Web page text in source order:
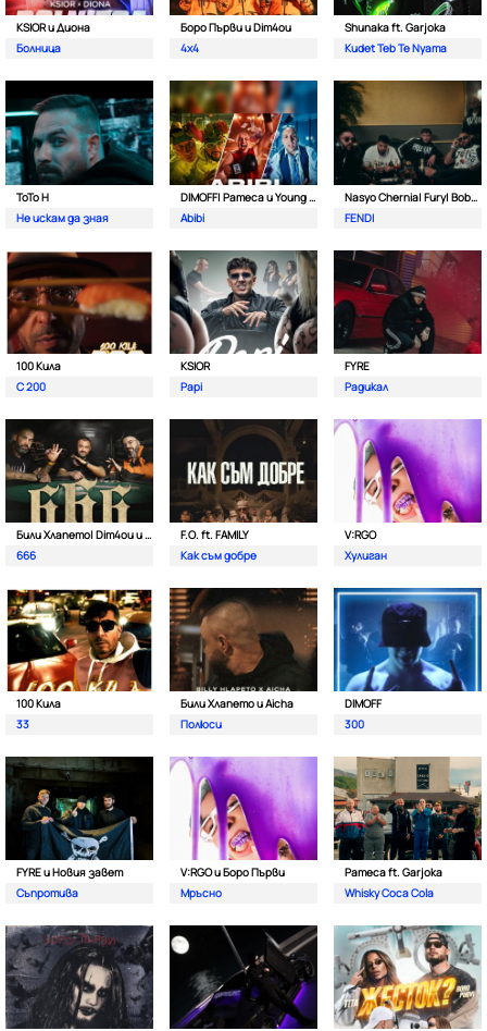
KSIOR и Диона
Болница
Боро Първи и Dim4ou
4x4
Shunaka ft. Garjoka
Kudet Teb Te Nyama
ToTo H
Не искам да зная
DIMOFF| Pameca и Young BB Young
Abibi
Nasyo Chernia| Fury| Bobo Armani| & N.A.S.I.
FENDI
100 Кила
С 200
KSIOR
Papi
FYRE
Радикал
Били Хлапето| Dim4ou и Garjoka
666
F.O. ft. FAMILY
Как съм добре
V:RGO
Хулиган
100 Кила
33
Били Хлапето и Aicha
Полюси
DIMOFF
300
FYRE и Новия завет
Съпротива
V:RGO и Боро Първи
Мръсно
Pameca ft. Garjoka
Whisky Coca Cola